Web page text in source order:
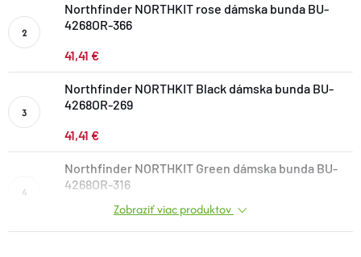
TOPÁNKY a PONOŽKY
CYKLISTIKA
Obchodné podmienky
Podmienky ochrany osobných údajov
Doprava a platba
Kontakty
Veľkostné tabuľky
Výmena a vrátenie
Northfinder NORTHKIT rose dámska bunda BU-
4268OR-366
41,41 €
Northfinder NORTHKIT Black dámska bunda BU-
4268OR-269
41,41 €
Northfinder NORTHKIT Green dámska bunda BU-
4268OR-316
Zobraziť viac produktov